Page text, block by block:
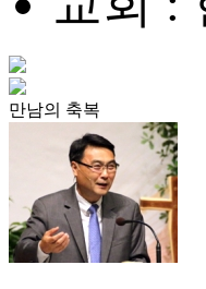
만남의 축복